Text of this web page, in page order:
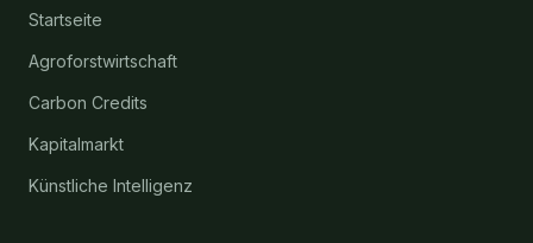
Startseite
Agroforstwirtschaft
Carbon Credits
Kapitalmarkt
Künstliche Intelligenz